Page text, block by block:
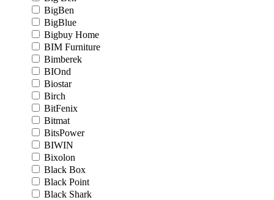
BigBen
BigBlue
Bigbuy Home
BIM Furniture
Bimberek
BIOnd
Biostar
Birch
BitFenix
Bitmat
BitsPower
BIWIN
Bixolon
Black Box
Black Point
Black Shark